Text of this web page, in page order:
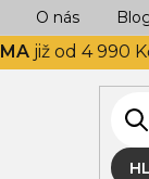
již od 4 990
O nás